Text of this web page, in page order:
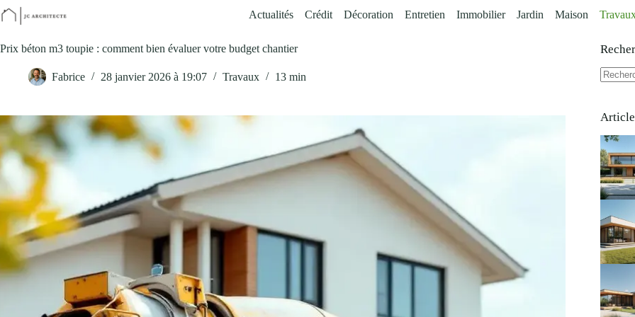
Passer
au
Actualités Crédit Décoration Entretien Immobilier Jardin Maison
Prix béton m3 toupie : comment bien évaluer votre budget chantier
Fabrice 28 janvier 2026 à 19:07 Travaux 13 min